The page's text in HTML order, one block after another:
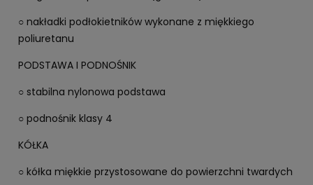
○ nakładki podłokietników wykonane z miękkiego
poliuretanu
PODSTAWA I PODNOŚNIK
○ stabilna nylonowa podstawa
○ podnośnik klasy 4
KÓŁKA
○ kółka miękkie przystosowane do powierzchni twardych